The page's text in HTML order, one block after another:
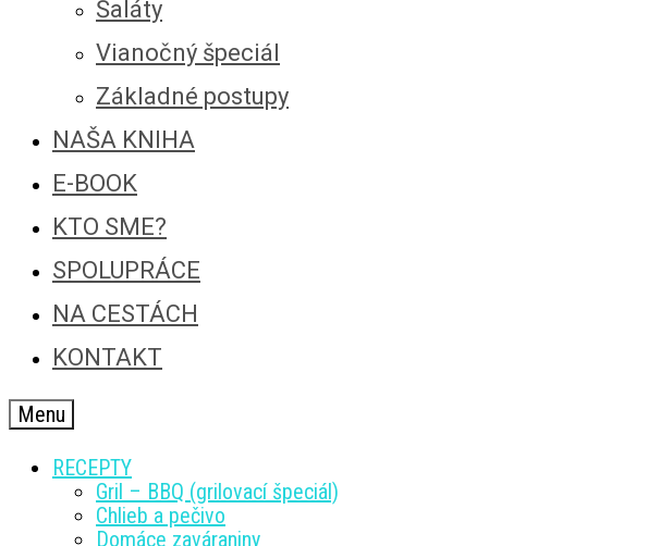
Šaláty
Vianočný špeciál
Základné postupy
NAŠA KNIHA
E-BOOK
KTO SME?
SPOLUPRÁCE
NA CESTÁCH
KONTAKT
Menu
RECEPTY
Gril – BBQ (grilovací špeciál)
Chlieb a pečivo
Domáce zaváraniny